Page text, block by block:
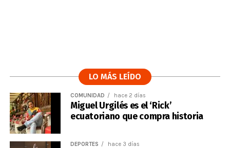
LO MÁS LEÍDO
COMUNIDAD hace 2 días
Miguel Urgilés es el ‘Rick’
ecuatoriano que compra historia
DEPORTES hace 3 días